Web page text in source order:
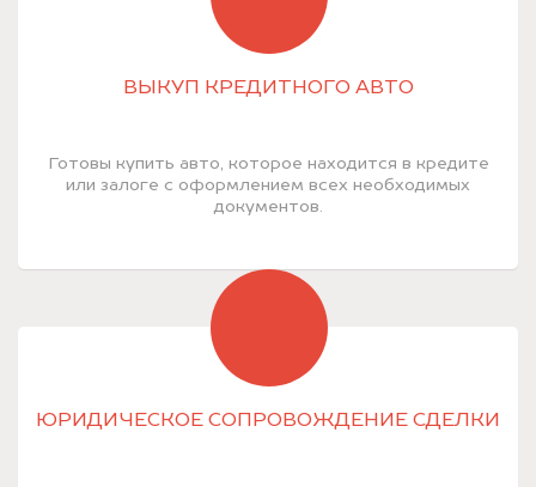
ВЫКУП КРЕДИТНОГО АВТО
Готовы купить авто, которое находится в кредите
или залоге с оформлением всех необходимых
документов.
ЮРИДИЧЕСКОЕ СОПРОВОЖДЕНИЕ СДЕЛКИ